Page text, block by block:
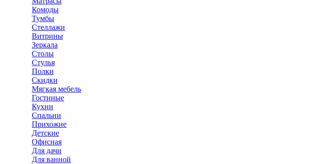
Комоды
Тумбы
Стеллажи
Витрины
Зеркала
Столы
Стулья
Полки
Скидки
Мягкая мебель
Гостиные
Кухни
Спальни
Прихожие
Детские
Офисная
Для дачи
Для ванной